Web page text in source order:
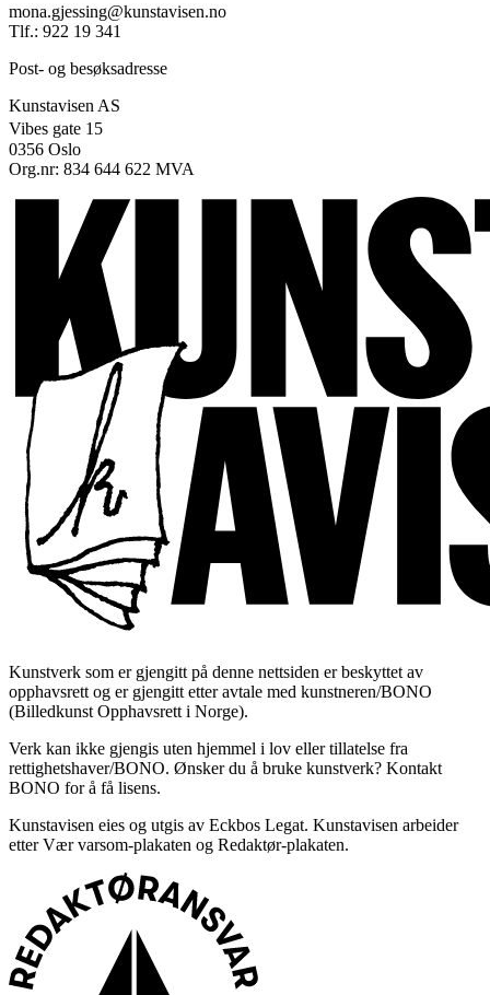
mona.gjessing@kunstavisen.no
Tlf.: 922 19 341
Post- og besøksadresse
Kunstavisen AS
Vibes gate 15
0356 Oslo
Org.nr: 834 644 622 MVA
Kunstverk som er gjengitt på denne nettsiden er beskyttet av
opphavsrett og er gjengitt etter avtale med kunstneren/BONO
(Billedkunst Opphavsrett i Norge).
Verk kan ikke gjengis uten hjemmel i lov eller tillatelse fra
rettighetshaver/BONO. Ønsker du å bruke kunstverk? Kontakt
BONO for å få lisens.
Kunstavisen eies og utgis av Eckbos Legat. Kunstavisen arbeider
etter Vær varsom-plakaten og Redaktør-plakaten.